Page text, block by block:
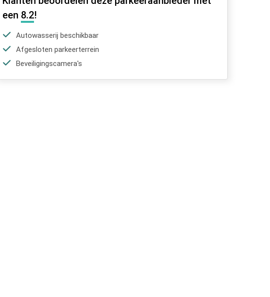
een 8.2!
Autowasserij beschikbaar
Afgesloten parkeerterrein
Beveiligingscamera's